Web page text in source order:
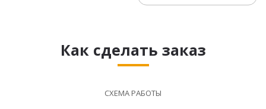
Как сделать заказ
СХЕМА РАБОТЫ